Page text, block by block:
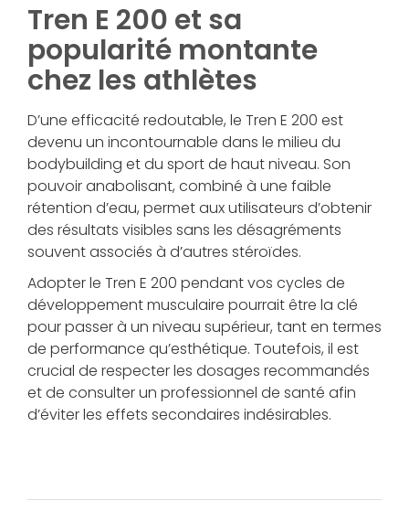
Tren E 200 et sa
popularité montante
chez les athlètes
D’une efficacité redoutable, le Tren E 200 est
devenu un incontournable dans le milieu du
bodybuilding et du sport de haut niveau. Son
pouvoir anabolisant, combiné à une faible
rétention d’eau, permet aux utilisateurs d’obtenir
des résultats visibles sans les désagréments
souvent associés à d’autres stéroïdes.
Adopter le Tren E 200 pendant vos cycles de
développement musculaire pourrait être la clé
pour passer à un niveau supérieur, tant en termes
de performance qu’esthétique. Toutefois, il est
crucial de respecter les dosages recommandés
et de consulter un professionnel de santé afin
d’éviter les effets secondaires indésirables.